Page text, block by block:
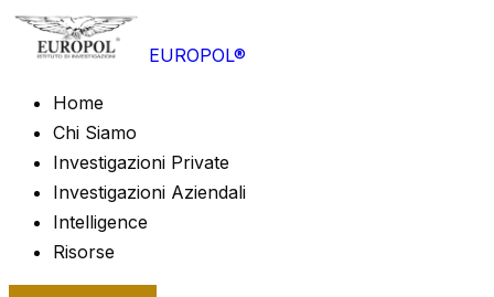
EUROPOL®
Home
Chi Siamo
Investigazioni Private
Investigazioni Aziendali
Intelligence
Risorse